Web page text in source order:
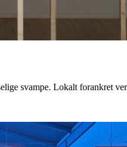
svampe. Lokalt forankret